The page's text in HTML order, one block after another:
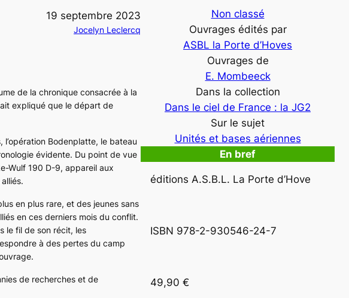
19 septembre 2023
Jocelyn Leclercq
de la chronique consacrée à la
expliqué que le départ de
l’opération Bodenplatte, le bateau
évidente. Du point de vue
Wulf 190 D-9, appareil aux
en plus rare, et des jeunes sans
en ces derniers mois du conflit.
le fil de son récit, les
à des pertes du camp
de recherches et de
Non classé
Ouvrages édités par
ASBL la Porte d’Hoves
Ouvrages de
E. Mombeeck
Dans la collection
Dans le ciel de France : la JG2
Sur le sujet
Unités et bases aériennes
En bref
éditions A.S.B.L. La Porte d’Hove
ISBN 978-2-930546-24-7
49,90 €